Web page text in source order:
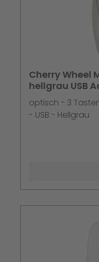
Cherry Wheel
hellgrau USB
optisch - 3
- USB - Hellgrau